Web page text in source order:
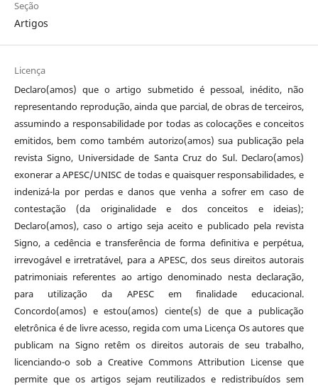
Seção
Artigos
Licença
Declaro(amos) que o artigo submetido é pessoal, inédito, não
representando reprodução, ainda que parcial, de obras de terceiros,
assumindo a responsabilidade por todas as colocações e conceitos
emitidos, bem como também autorizo(amos) sua publicação pela
revista Signo, Universidade de Santa Cruz do Sul. Declaro(amos)
exonerar a APESC/UNISC de todas e quaisquer responsabilidades, e
indenizá-la por perdas e danos que venha a sofrer em caso de
contestação (da originalidade e dos conceitos e ideias);
Declaro(amos), caso o artigo seja aceito e publicado pela revista
Signo, a cedência e transferência de forma definitiva e perpétua,
irrevogável e irretratável, para a APESC, dos seus direitos autorais
patrimoniais referentes ao artigo denominado nesta declaração,
para utilização da APESC em finalidade educacional.
Concordo(amos) e estou(amos) ciente(s) de que a publicação
eletrônica é de livre acesso, regida com uma Licença Os autores que
publicam na Signo retêm os direitos autorais de seu trabalho,
licenciando-o sob a Creative Commons Attribution License que
permite que os artigos sejam reutilizados e redistribuídos sem